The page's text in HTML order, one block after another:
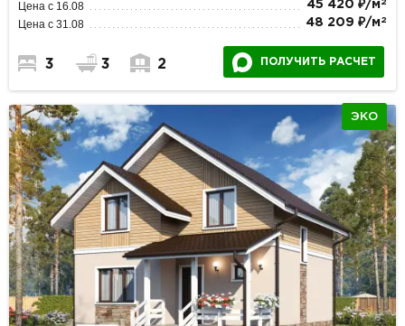
Цена с 16.08 45 420 ₽/м
Цена с 31.08 48 209 ₽/м 2
3 3 2 ПОЛУЧИТЬ РАСЧЕТ
ЭКО